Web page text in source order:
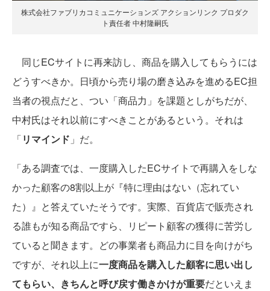
株式会社ファブリカコミュニケーションズ アクションリンク プロダク
ト責任者 中村隆嗣氏
同じECサイトに再来訪し、商品を購入してもらうには
どうすべきか。日頃から売り場の磨き込みを進めるEC担
当者の視点だと、つい「商品力」を課題としがちだが、
中村氏はそれ以前にすべきことがあるという。それは
「リマインド 」だ。
「ある調査では、一度購入したECサイトで再購入をしな
かった顧客の8割以上が『特に理由はない（忘れてい
た）』と答えていたそうです。実際、百貨店で販売され
る誰もが知る商品ですら、リピート顧客の獲得に苦労し
ていると聞きます。どの事業者も商品力に目を向けがち
ですが、それ以上に一度商品を購入した顧客に思い出し
てもらい、きちんと呼び戻す働きかけが重要だといえま